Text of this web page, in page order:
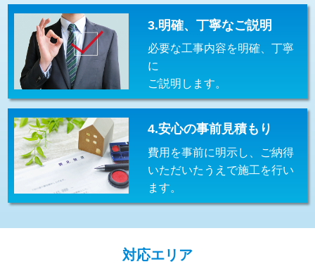
交換・取付（その他部品） 11,000円+材料費
持込商品取付（単水栓） 13,200円
持込商品取付（混合水栓） 16,500円
持込商品取付（浄水器・分岐水栓） 16,500円
給水管工事※（ホール加工) 16,500円
給水管工事※（バンド止め) 3,300円
給水管工事※（支持金具設置)
3.明確、丁寧なご説明
必要な工事内容を明確、丁寧
に
ご説明します。
4.安心の事前見積もり
費用を事前に明示し、ご納得
いただいたうえで施工を行い
ます。
対応エリア